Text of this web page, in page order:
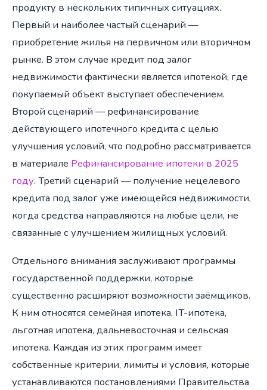
продукту в нескольких типичных ситуациях.
Первый и наиболее частый сценарий —
приобретение жилья на первичном или вторичном
рынке. В этом случае кредит под залог
недвижимости фактически является ипотекой, где
покупаемый объект выступает обеспечением.
Второй сценарий — рефинансирование
действующего ипотечного кредита с целью
улучшения условий, что подробно рассматривается
в материале Рефинансирование ипотеки в 2025
году. Третий сценарий — получение нецелевого
кредита под залог уже имеющейся недвижимости,
когда средства направляются на любые цели, не
связанные с улучшением жилищных условий.
Отдельного внимания заслуживают программы
государственной поддержки, которые
существенно расширяют возможности заёмщиков.
К ним относятся семейная ипотека, IT-ипотека,
льготная ипотека, дальневосточная и сельская
ипотека. Каждая из этих программ имеет
собственные критерии, лимиты и условия, которые
устанавливаются постановлениями Правительства